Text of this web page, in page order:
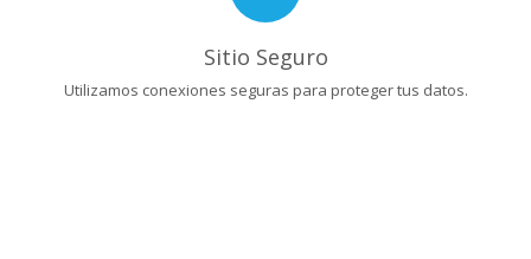
Sitio Seguro
Utilizamos conexiones seguras para proteger tus datos.